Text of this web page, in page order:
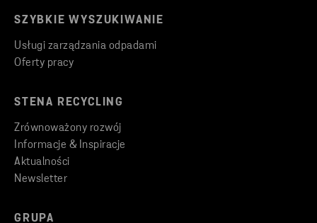
SZYBKIE WYSZUKIWANIE
Usługi zarządzania odpadami
Oferty pracy
STENA RECYCLING
Zrównoważony rozwój
Informacje & Inspiracje
Aktualności
Newsletter
GRUPA